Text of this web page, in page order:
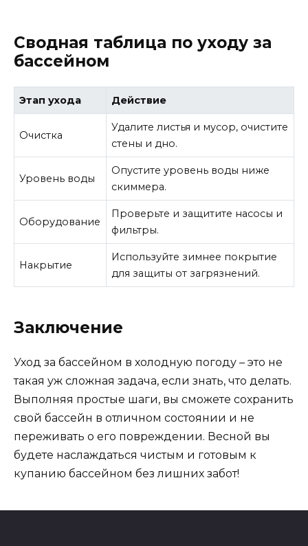
Сводная таблица по уходу за
бассейном
Этап ухода Действие
Очистка
Удалите листья и мусор, очистите
стены и дно.
Уровень воды
Опустите уровень воды ниже
скиммера.
Оборудование
Проверьте и защитите насосы и
фильтры.
Накрытие
Используйте зимнее покрытие
для защиты от загрязнений.
Заключение
Уход за бассейном в холодную погоду – это не
такая уж сложная задача, если знать, что делать.
Выполняя простые шаги, вы сможете сохранить
свой бассейн в отличном состоянии и не
переживать о его повреждении. Весной вы
будете наслаждаться чистым и готовым к
купанию бассейном без лишних забот!